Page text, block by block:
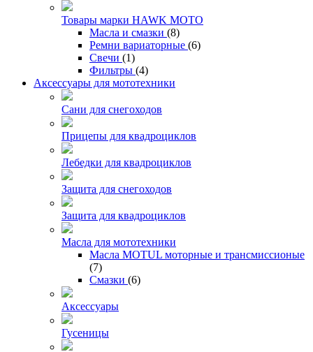
Товары марки HAWK MOTO
Масла и смазки (8)
Ремни вариаторные (6)
Свечи (1)
Фильтры (4)
Аксессуары для мототехники
Сани для снегоходов
Прицепы для квадроциклов
Лебедки для квадроциклов
Защита для снегоходов
Защита для квадроциклов
Масла для мототехники
Масла MOTUL моторные и трансмиссионые
(7)
Смазки (6)
Аксессуары
Гусеницы